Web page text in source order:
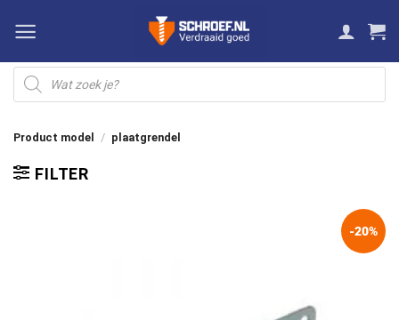
naar
inhoud
Producten
zoeken
Product model / plaatgrendel
FILTER
-20%